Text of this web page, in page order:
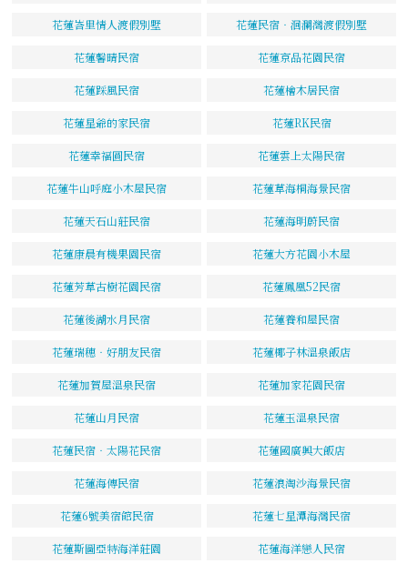
花蓮峇里情人渡假別墅 花蓮民宿‧洄瀾灣渡假別墅
花蓮馨晴民宿 花蓮京品花園民宿
花蓮踩風民宿 花蓮檜木居民宿
花蓮星爺的家民宿 花蓮RK民宿
花蓮幸福圓民宿 花蓮雲上太陽民宿
花蓮牛山呼庭小木屋民宿 花蓮草海桐海景民宿
花蓮天石山莊民宿 花蓮海明蔚民宿
花蓮康晨有機果園民宿 花蓮大方花園小木屋
花蓮芳草古樹花園民宿 花蓮鳳凰52民宿
花蓮後湖水月民宿 花蓮養和屋民宿
花蓮瑞穗‧好朋友民宿 花蓮椰子林溫泉飯店
花蓮加賀屋溫泉民宿 花蓮加家花園民宿
花蓮山月民宿 花蓮玉溫泉民宿
花蓮民宿‧太陽花民宿 花蓮國廣興大飯店
花蓮海傳民宿 花蓮浪淘沙海景民宿
花蓮6號美宿館民宿 花蓮七星潭海灣民宿
花蓮斯圖亞特海洋莊園 花蓮海洋戀人民宿